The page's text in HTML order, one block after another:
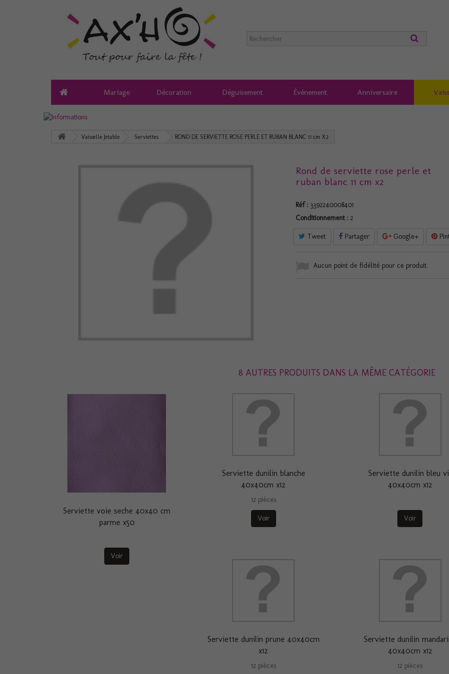
Mariage Décoration Déguisement Événement Anniversaire
Vaisselle Jetable Serviettes ROND DE SERVIETTE ROSE PERLE ET RUBAN BLANC 11 cm X2
Rond de serviette rose perle et
ruban blanc 11 cm x2
Réf : 3392240008401
Conditionnement : 2
Tweet Partager Google+
Aucun point de fidélité pour ce produit.
8 AUTRES PRODUITS DANS LA MÊME CATÉGORIE
Serviette voie seche 40x40 cm
parme x50
Voir
Serviette dunilin blanche
40x40cm x12
12 pièces
Voir
Serviette dunilin bleu
40x40cm x12
Voir
Serviette dunilin prune 40x40cm
x12
12 pièces
Serviette dunilin
40x40cm x12
12 pièces